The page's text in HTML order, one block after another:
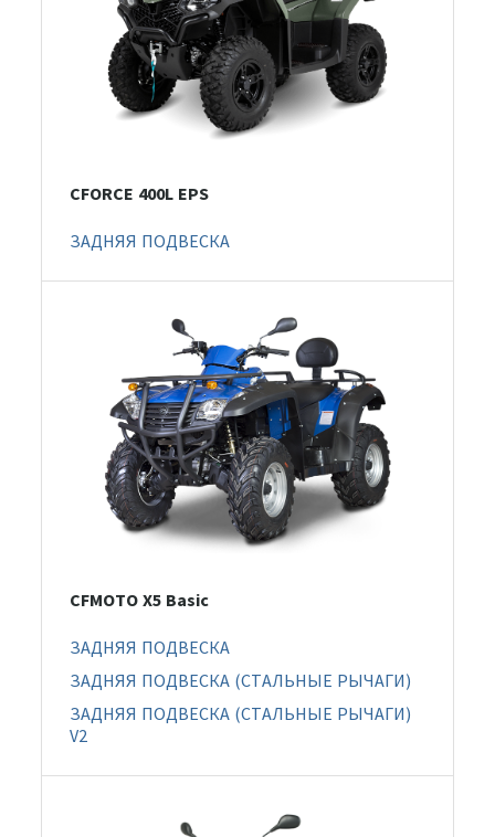
CFORCE 400L EPS
ЗАДНЯЯ ПОДВЕСКА
CFMOTO X5 Basic
ЗАДНЯЯ ПОДВЕСКА
ЗАДНЯЯ ПОДВЕСКА (СТАЛЬНЫЕ РЫЧАГИ)
ЗАДНЯЯ ПОДВЕСКА (СТАЛЬНЫЕ РЫЧАГИ)
V2